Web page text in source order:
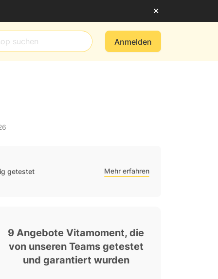
Anmelden
getestet Mehr erfahren
9 Angebote Vitamoment, die
von unseren Teams getestet
und garantiert wurden